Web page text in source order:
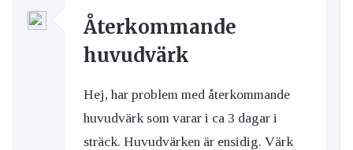
Återkommande
huvudvärk
Hej, har problem med återkommande
huvudvärk som varar i ca 3 dagar i
sträck. Huvudvärken är ensidig. Värk